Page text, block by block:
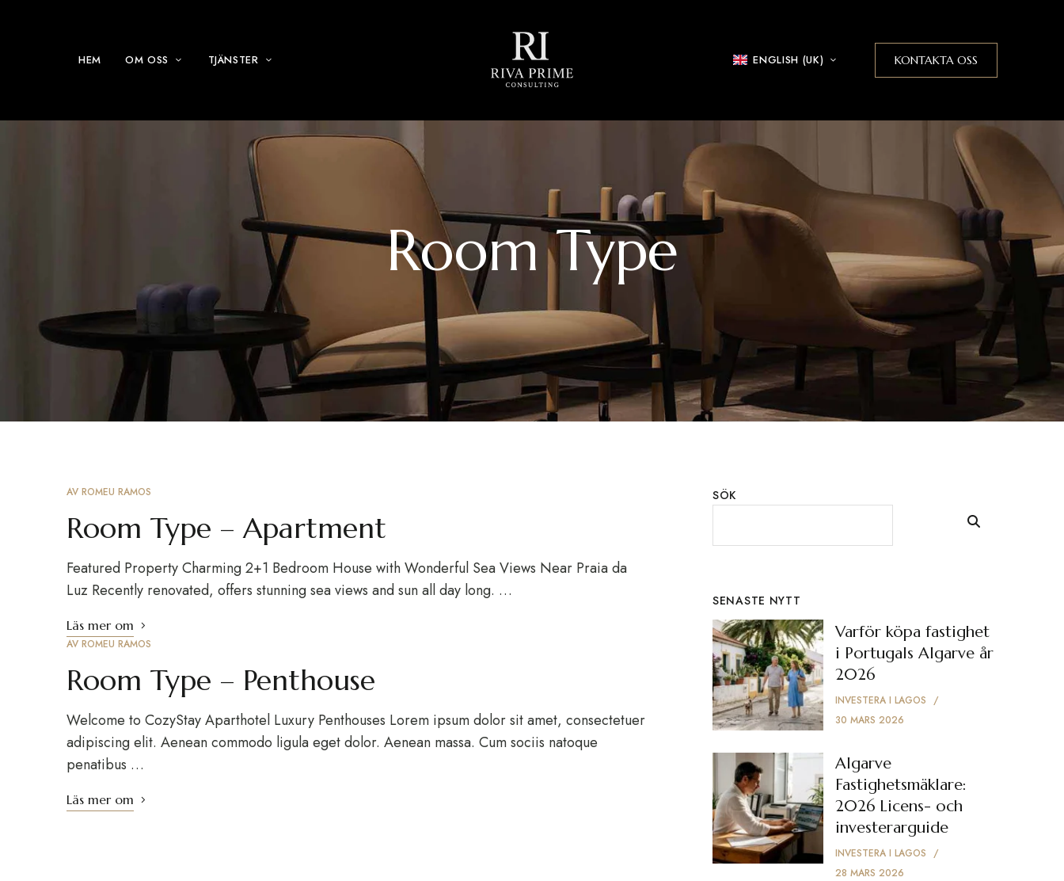
HEM OM OSS TJÄNSTER ENGLISH (UK) KONTAKTA OSS
Room Type
AV ROMEU RAMOS
Room Type – Apartment
Featured Property Charming 2+1 Bedroom House with Wonderful Sea Views Near Praia da
Luz Recently renovated, offers stunning sea views and sun all day long. …
Läs mer om
AV ROMEU RAMOS
Room Type – Penthouse
Welcome to CozyStay Aparthotel Luxury Penthouses Lorem ipsum dolor sit amet, consectetuer
adipiscing elit. Aenean commodo ligula eget dolor. Aenean massa. Cum sociis natoque
penatibus …
Läs mer om
SÖK
SENASTE NYTT
Varför köpa fastighet
i Portugals Algarve år
2026
INVESTERA I LAGOS
30 MARS 2026
Algarve
Fastighetsmäklare:
2026 Licens- och
investerarguide
INVESTERA I LAGOS
28 MARS 2026